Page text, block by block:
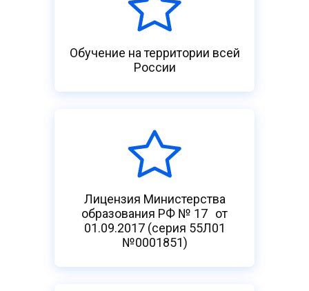
Обучение на территории всей
России
Лицензия Министерства
образования РФ № 17 от
01.09.2017 (серия 55Л01
№0001851)